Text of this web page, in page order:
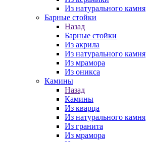
Из натурального камня
Барные стойки
Назад
Барные стойки
Из акрила
Из натурального камня
Из мрамора
Из оникса
Камины
Назад
Камины
Из кварца
Из натурального камня
Из гранита
Из мрамора